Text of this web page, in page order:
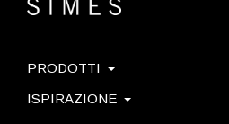
PRODOTTI
ISPIRAZIONE